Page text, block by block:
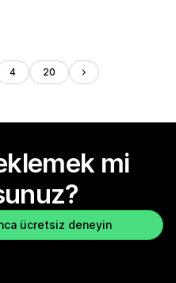
4 20
mi
ücretsiz deneyin